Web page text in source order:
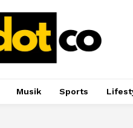
Musik Sports